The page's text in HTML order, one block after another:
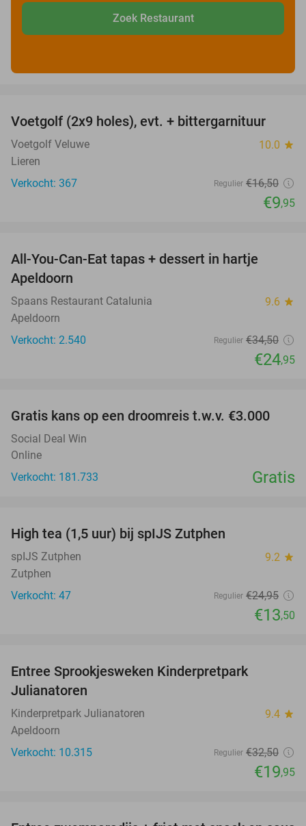
Zoek Restaurant
40%
Voetgolf (2x9 holes), evt. + bittergarnituur
Voetgolf Veluwe 10.0 star
Lieren
Verkocht: 367
Regulier €16,50
€9,95
All-You-Can-Eat tapas + dessert in hartje
Apeldoorn
Spaans Restaurant Catalunia 9.6 star
Apeldoorn
Verkocht: 2.540
Regulier €34,50
€24,95
Gratis kans op een droomreis t.w.v. €3.000
Social Deal Win
Online
Verkocht: 181.733
Gratis
High tea (1,5 uur) bij spIJS Zutphen
spIJS Zutphen 9.2 star
Zutphen
Verkocht: 47
Regulier €24,95
€13,50
Entree Sprookjesweken Kinderpretpark
Julianatoren
Kinderpretpark Julianatoren 9.4 star
Apeldoorn
Verkocht: 10.315
Regulier €32,50
€19,95